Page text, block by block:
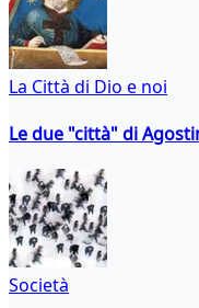
La Città di Dio e noi
Le due "città" di
Società